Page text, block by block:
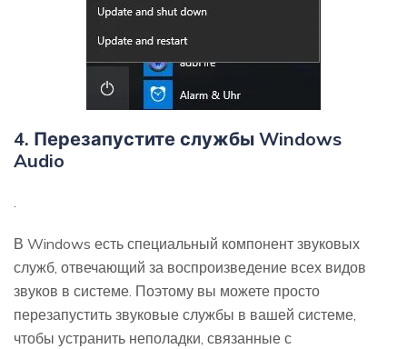
4. Перезапустите службы Windows
Audio
.
В Windows есть специальный компонент звуковых
служб, отвечающий за воспроизведение всех видов
звуков в системе. Поэтому вы можете просто
перезапустить звуковые службы в вашей системе,
чтобы устранить неполадки, связанные с